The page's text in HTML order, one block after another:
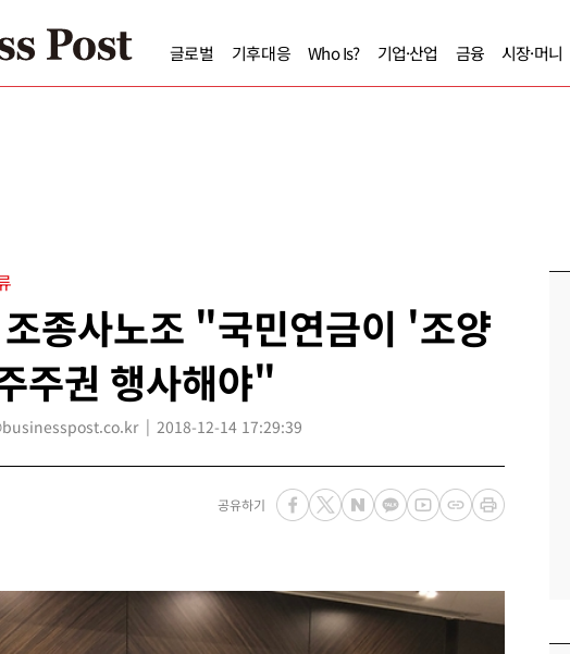
글로벌 기후대응 Who Is? 기업·산업 금융 시장·머니
종사노조 "국민연금이 '조양
주권 행사해야"
2018-12-14 17:29:39
공유하기